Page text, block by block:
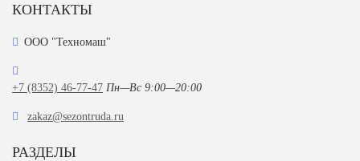
КОНТАКТЫ
ООО "Техномаш"
+7 (8352) 46-77-47 Пн—Вс 9:00—20:00
zakaz@sezontruda.ru
РАЗДЕЛЫ